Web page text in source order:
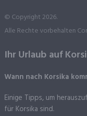
© Copyright 2026.
Alle Rechte vorbehalten
Ihr Urlaub auf
Wann nach Korsika
Einige Tipps, um
für Korsika sind.